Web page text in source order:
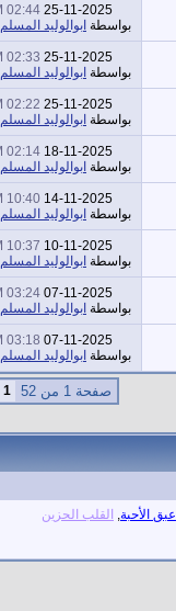
25-11-2025
02:44 AM
بواسطة ابوالوليد المسلم
25-11-2025
02:33 AM
بواسطة ابوالوليد المسلم
25-11-2025
02:22 AM
بواسطة ابوالوليد المسلم
18-11-2025
02:14 PM
بواسطة ابوالوليد المسلم
14-11-2025
10:40 PM
بواسطة ابوالوليد المسلم
10-11-2025
10:37 PM
بواسطة ابوالوليد المسلم
07-11-2025
03:24 AM
بواسطة ابوالوليد المسلم
07-11-2025
03:18 AM
بواسطة ابوالوليد المسلم
صفحة 1 من 52 1
عبق الأحبة, القلب الحزين